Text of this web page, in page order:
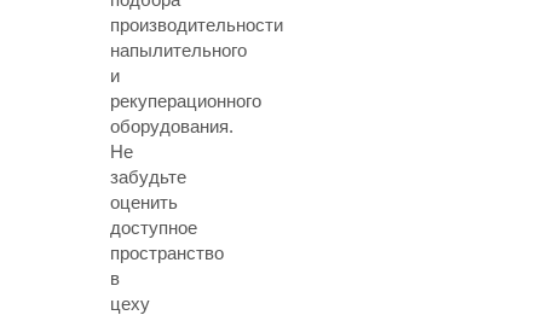
производительности
напылительного
и
рекуперационного
оборудования.
Не
забудьте
оценить
доступное
пространство
в
цеху